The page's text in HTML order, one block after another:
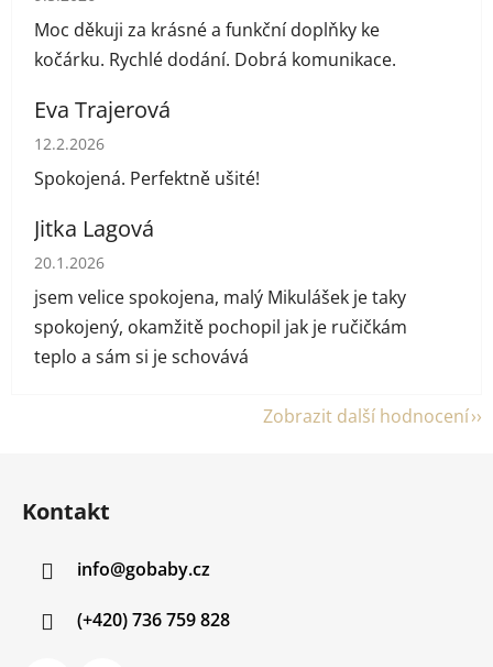
Moc děkuji za krásné a funkční doplňky ke
kočárku. Rychlé dodání. Dobrá komunikace.
Eva Trajerová
Hodnocení obchodu je 5 z 5 hvězdiček.
12.2.2026
Spokojená. Perfektně ušité!
Jitka Lagová
Hodnocení obchodu je 5 z 5 hvězdiček.
20.1.2026
jsem velice spokojena, malý Mikulášek je taky
spokojený, okamžitě pochopil jak je ručičkám
teplo a sám si je schovává
Zobrazit další hodnocení
Kontakt
info@gobaby.cz
(+420) 736 759 828